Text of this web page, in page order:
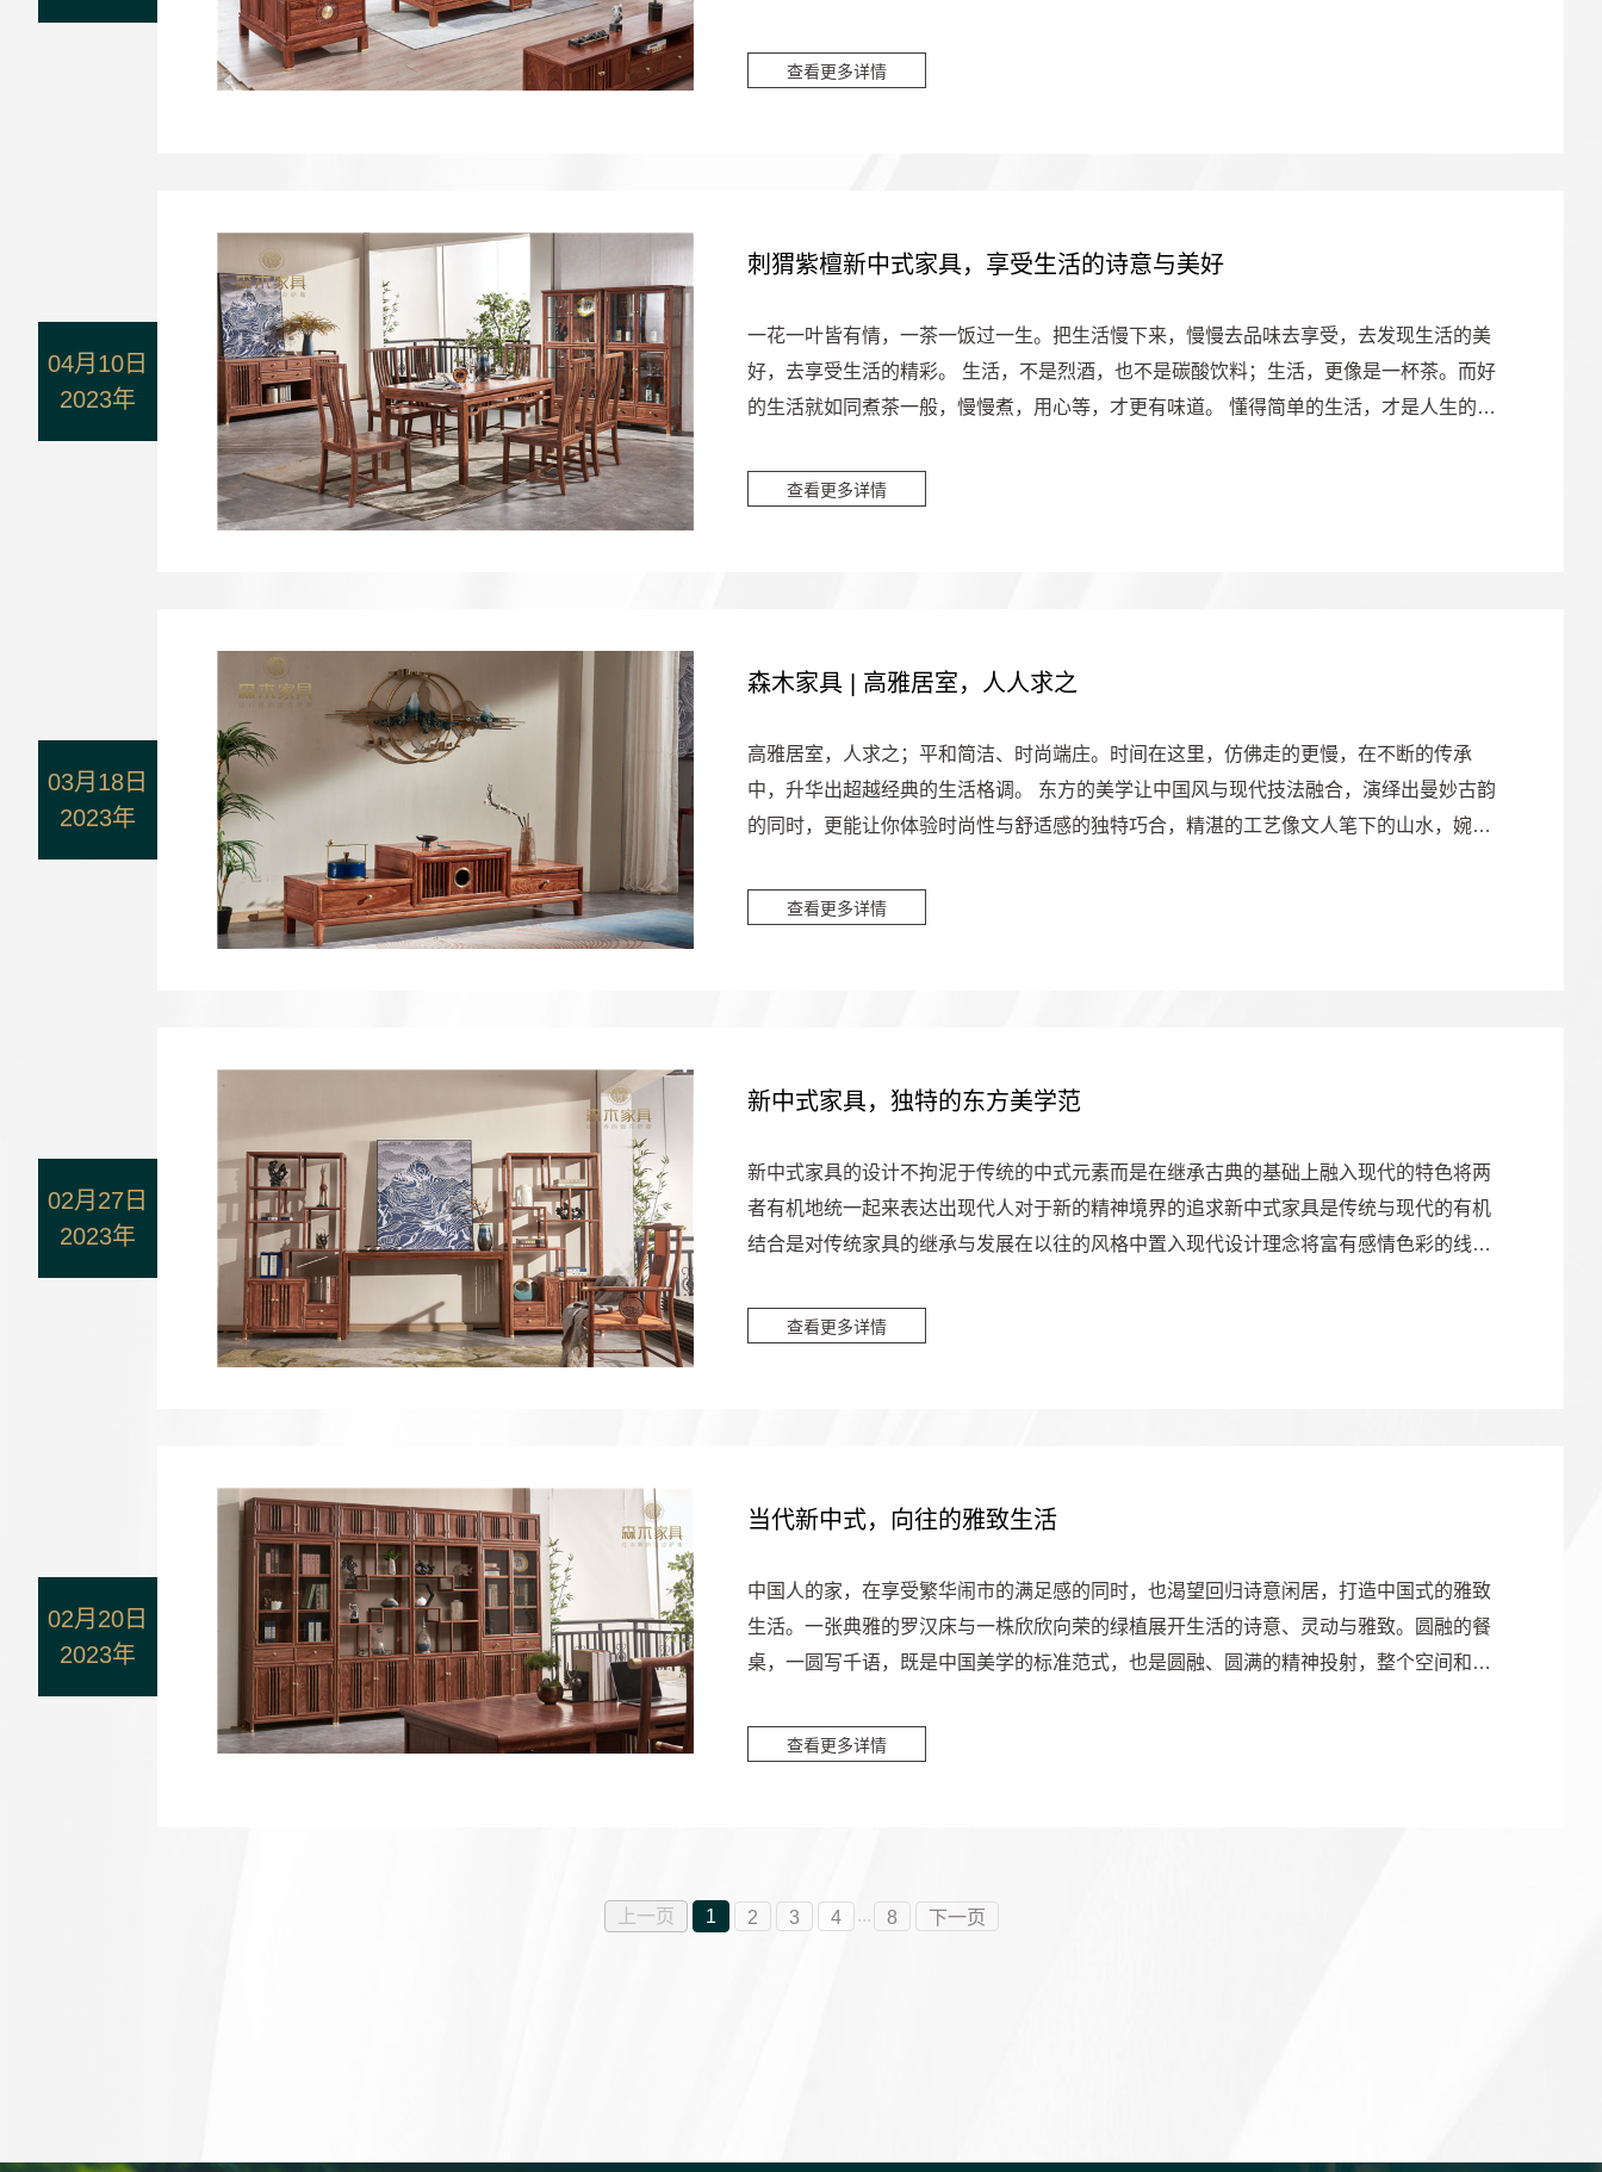
查看更多详情
04月10日
2023年
刺猬紫檀新中式家具，享受生活的诗意与美好
一花一叶皆有情，一茶一饭过一生。把生活慢下来，慢慢去品味去享受，去发现生活的美
好，去享受生活的精彩。 生活，不是烈酒，也不是碳酸饮料；生活，更像是一杯茶。而好
的生活就如同煮茶一般，慢慢煮，用心等，才更有味道。 懂得简单的生活，才是人生的真
查看更多详情
03月18日
2023年
森木家具 | 高雅居室，人人求之
高雅居室，人求之；平和简洁、时尚端庄。时间在这里，仿佛走的更慢，在不断的传承
中，升华出超越经典的生活格调。 东方的美学让中国风与现代技法融合，演绎出曼妙古韵
的同时，更能让你体验时尚性与舒适感的独特巧合，精湛的工艺像文人笔下的山水，婉约
查看更多详情
02月27日
2023年
新中式家具，独特的东方美学范
新中式家具的设计不拘泥于传统的中式元素而是在继承古典的基础上融入现代的特色将两
者有机地统一起来表达出现代人对于新的精神境界的追求新中式家具是传统与现代的有机
结合是对传统家具的继承与发展在以往的风格中置入现代设计理念将富有感情色彩的线
查看更多详情
02月20日
2023年
当代新中式，向往的雅致生活
中国人的家，在享受繁华闹市的满足感的同时，也渴望回归诗意闲居，打造中国式的雅致
生活。一张典雅的罗汉床与一株欣欣向荣的绿植展开生活的诗意、灵动与雅致。圆融的餐
桌，一圆写千语，既是中国美学的标准范式，也是圆融、圆满的精神投射，整个空间和合
查看更多详情
上一页 1 2 3 4 ... 8 下一页